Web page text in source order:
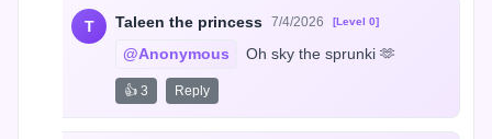
T Taleen the princess 7/4/2026 [Level 0]
@Anonymous Oh sky the sprunki 🫶
👍 3 Reply